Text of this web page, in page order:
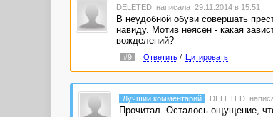
DELETED написала 29.11.2014 в 15:51
В неудобной обуви совершать
навиду. Мотив неясен - какая
вожделений?
#9 Ответить/ Цитировать
Лучший комментарий DELETED
Прочитал. Осталось ощущение,